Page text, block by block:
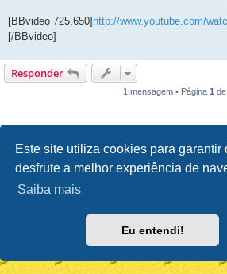
Este site utiliza cookies para garantir
desfrute a melhor experiência de
Saiba mais
Eu entendi!
[BBvideo 725,650] http://www.youtube.com/
[/BBvideo]
Responder
1 mensagem • Página 1 de
Índice do fórum Excluir cookies
phpBB
® Forum Software ©